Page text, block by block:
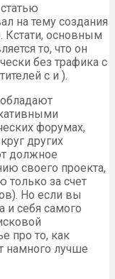
на тему создания
Кстати, основным
то, что он
без трафика с
с и ).
форумах,
других
должное
своего проекта,
только за счет
Но если вы
и себя самого
про то, как
намного лучше